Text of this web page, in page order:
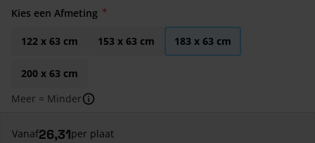
Kies een Afmeting
122 x 63 cm 153 x 63 cm 183 x 63 cm
200 x 63 cm
Meer = Minder
Vanaf26,31per plaat